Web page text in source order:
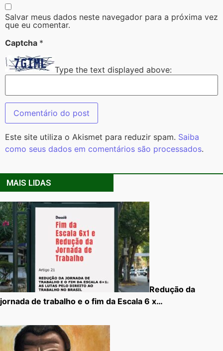
Salvar meus dados neste navegador para a próxima vez
que eu comentar.
Captcha *
Type the text displayed above:
Este site utiliza o Akismet para reduzir spam. Saiba
como seus dados em comentários são processados.
MAIS LIDAS
Redução da
jornada de trabalho e o fim da Escala 6 x…